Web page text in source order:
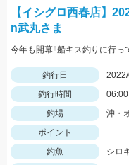
【イシグロ西春店】
n武丸さま
釣行日
釣行時間
釣場
沖・
ポイント
釣魚
シロ